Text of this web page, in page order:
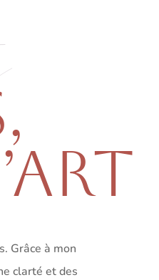
Grâce à mon
clarté et des